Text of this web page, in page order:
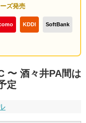
ズ発売
KDDI SoftBank
〜 酒々井PA間は
定